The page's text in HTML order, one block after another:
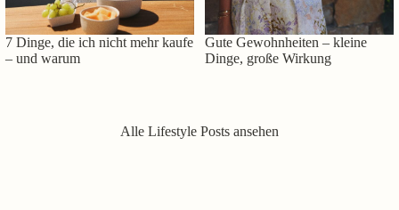
7 Dinge, die ich nicht mehr kaufe
– und warum
Gute Gewohnheiten – kleine
Dinge, große Wirkung
Alle Lifestyle Posts ansehen